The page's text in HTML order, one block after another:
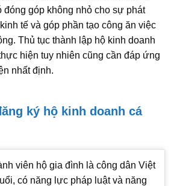
đóng góp không nhỏ cho sự phát
tế và góp phần tạo công ăn việc
Thủ tục thành lập hộ kinh doanh
hiện tuy nhiên cũng cần đáp ứng
nhất định.
ký hộ kinh doanh cá
viên hộ gia đình là công dân Việt
có năng lực pháp luật và năng